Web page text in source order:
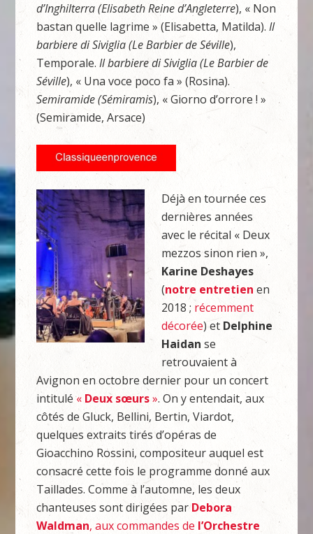
d’Inghilterra (Elisabeth Reine d’Angleterre), « Non
bastan quelle lagrime » (Elisabetta, Matilda).Il
barbiere di Siviglia (Le Barbier de Séville),
Temporale.Il barbiere di Siviglia (Le Barbier de
Séville), « Una voce poco fa » (Rosina).
Semiramide (Sémiramis), « Giorno d’orrore ! »
(Semiramide, Arsace)
Déjà en tournée ces
dernières années
avec le récital « Deux
mezzos sinon rien »,
Karine Deshayes
(notre entretien en
2018 ; récemment
décorée) et Delphine
Haidan se
retrouvaient à
Avignon en octobre dernier pour un concert
intitulé« Deux sœurs». On y entendait, aux
côtés de Gluck, Bellini, Bertin, Viardot,
quelques extraits tirés d’opéras de
Gioacchino Rossini, compositeur auquel est
consacré cette fois le programme donné aux
Taillades. Comme à l’automne, les deux
chanteuses sont dirigées parDebora
Waldman, aux commandes de l’Orchestre